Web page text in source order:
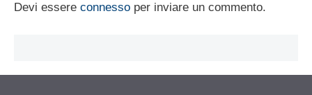
Devi essere connesso per inviare un commento.